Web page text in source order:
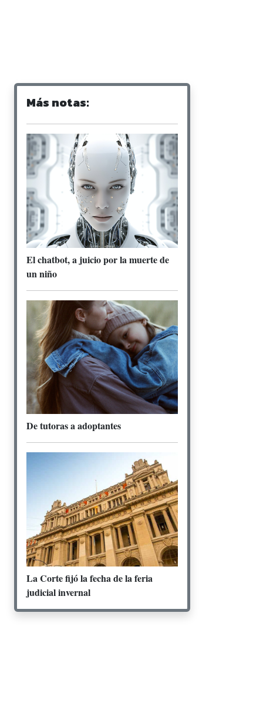
Más notas:
El chatbot, a juicio por la muerte de
un niño
De tutoras a adoptantes
La Corte fijó la fecha de la feria
judicial invernal